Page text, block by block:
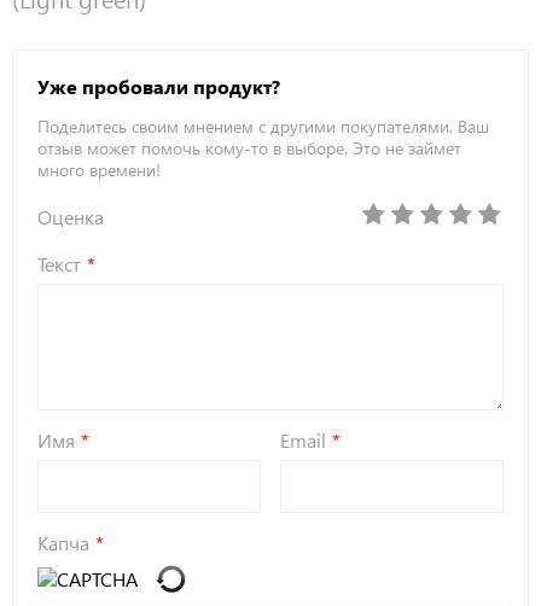
Уже пробовали продукт?
Поделитесь своим мнением с другими покупателями. Ваш
отзыв может помочь кому-то в выборе. Это не займет
много времени!
Оценка
Текст
Имя Email
Капча